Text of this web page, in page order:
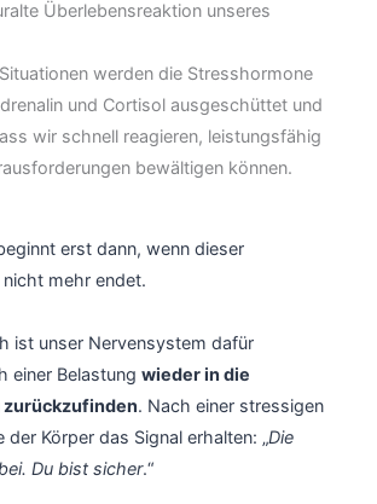
Überlebensreaktion unseres
werden die Stresshormone
und Cortisol ausgeschüttet und
wir schnell reagieren, leistungsfähig
bewältigen können.
erst dann, wenn dieser
mehr endet.
ist unser Nervensystem dafür
einer Belastungwieder in die
zurückzufinden. Nach einer stressigen
der Körper das Signal erhalten: „Die
Du bist sicher.“